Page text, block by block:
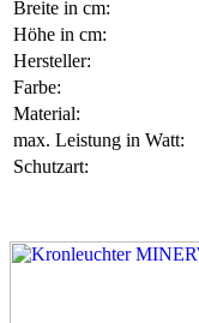
Breite in cm:
Höhe in cm:
Hersteller:
Farbe:
Material:
max. Leistung in Watt:
Schutzart: